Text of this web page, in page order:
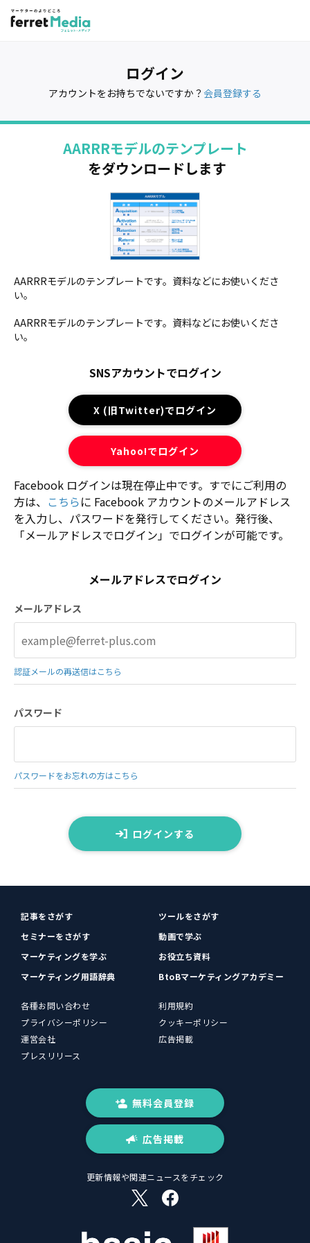
ログイン
アカウントをお持ちでないですか？ 会員登録する
AARRRモデルのテンプレート
をダウンロードします
AARRRモデルのテンプレートです。資料などにお使いくださ
い。
AARRRモデルのテンプレートです。資料などにお使いくださ
い。
SNSアカウントでログイン
X (旧Twitter)でログイン
Yahoo!でログイン
Facebook ログインは現在停止中です。すでにご利用の
方は、 こちらに Facebook アカウントのメールアドレス
を入力し、パスワードを発行してください。発行後、
「メールアドレスでログイン」でログインが可能です。
メールアドレスでログイン
メールアドレス
認証メールの再送信はこちら
パスワード
パスワードをお忘れの方はこちら
ログインする
記事をさがす
ツールをさがす
セミナーをさがす
動画で学ぶ
マーケティングを学ぶ
お役立ち資料
マーケティング用語辞典
BtoBマーケティングアカデミー
各種お問い合わせ
利用規約
プライバシーポリシー
クッキーポリシー
運営会社
広告掲載
プレスリリース
無料会員登録
広告掲載
更新情報や関連ニュースをチェック